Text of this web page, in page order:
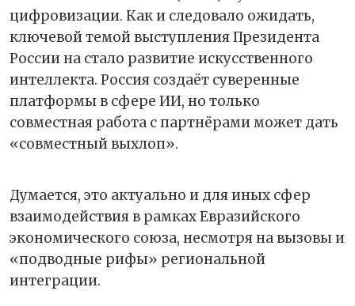
цифровизации. Как и следовало ожидать,
ключевой темой выступления Президента
России на стало развитие искусственного
интеллекта. Россия создаёт суверенные
платформы в сфере ИИ, но только
совместная работа с партнёрами может дать
«совместный выхлоп».
Думается, это актуально и для иных сфер
взаимодействия в рамках Евразийского
экономического союза, несмотря на вызовы и
«подводные рифы» региональной
интеграции.